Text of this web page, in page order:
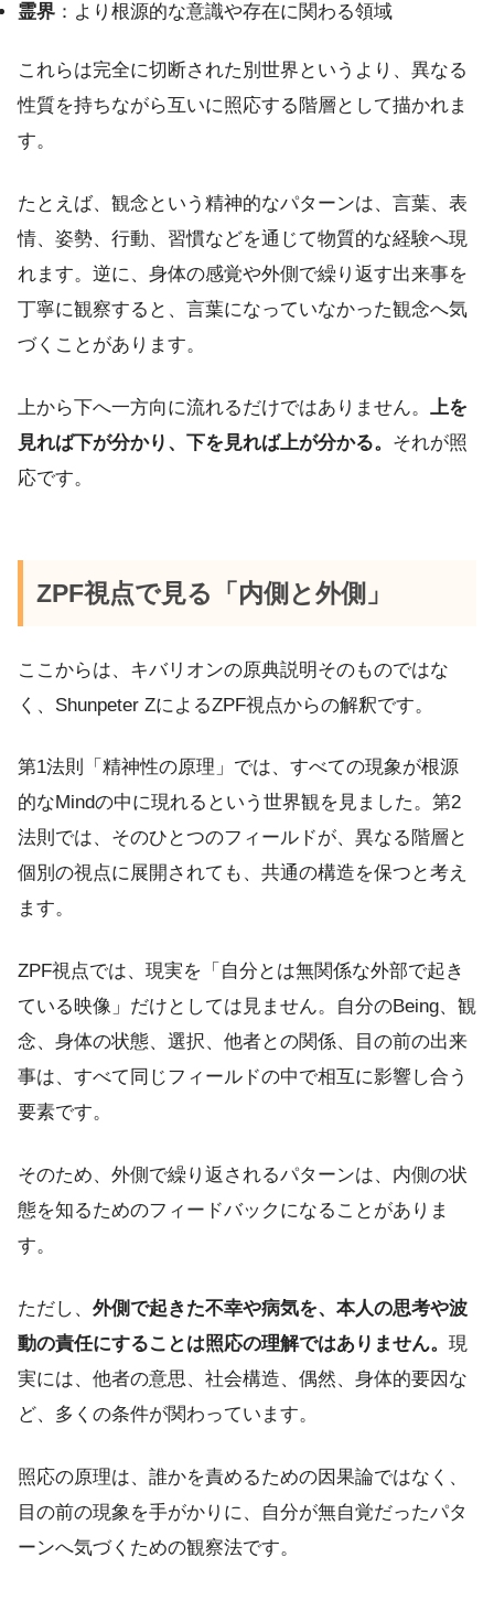
霊界 ：より根源的な意識や存在に関わる領域
これらは完全に切断された別世界というより、異なる
性質を持ちながら互いに照応する階層として描かれま
す。
たとえば、観念という精神的なパターンは、言葉、表
情、姿勢、行動、習慣などを通じて物質的な経験へ現
れます。逆に、身体の感覚や外側で繰り返す出来事を
丁寧に観察すると、言葉になっていなかった観念へ気
づくことがあります。
上から下へ一方向に流れるだけではありません。
上を
見れば下が分かり、下を見れば上が分かる。 それが照
応です。
ZPF視点で見る「内側と外側」
ここからは、キバリオンの原典説明そのものではな
く、Shunpeter ZによるZPF視点からの解釈です。
第1法則「精神性の原理」では、すべての現象が根源
的なMindの中に現れるという世界観を見ました。第2
法則では、そのひとつのフィールドが、異なる階層と
個別の視点に展開されても、共通の構造を保つと考え
ます。
ZPF視点では、現実を「自分とは無関係な外部で起き
ている映像」だけとしては見ません。自分のBeing、観
念、身体の状態、選択、他者との関係、目の前の出来
事は、すべて同じフィールドの中で相互に影響し合う
要素です。
そのため、外側で繰り返されるパターンは、内側の状
態を知るためのフィードバックになることがありま
す。
ただし、 外側で起きた不幸や病気を、本人の思考や波
動の責任にすることは照応の理解ではありません。 現
実には、他者の意思、社会構造、偶然、身体的要因な
ど、多くの条件が関わっています。
照応の原理は、誰かを責めるための因果論ではなく、
目の前の現象を手がかりに、自分が無自覚だったパタ
ーンへ気づくための観察法です。